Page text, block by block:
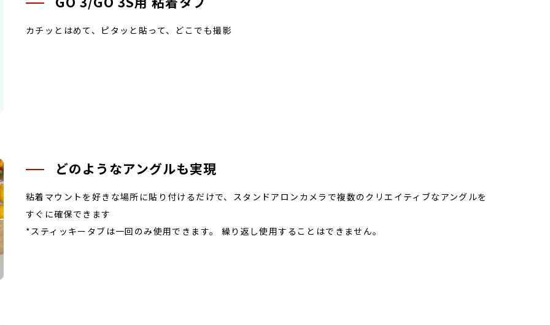
カチッとはめて、ピタッと貼って、どこでも撮影
どのようなアングルも実現
粘着マウントを好きな場所に貼り付けるだけで、スタンドアロンカメラで複数のクリエイティブなアングルを
すぐに確保できます
*スティッキータブは一回のみ使用できます。 繰り返し使用することはできません。